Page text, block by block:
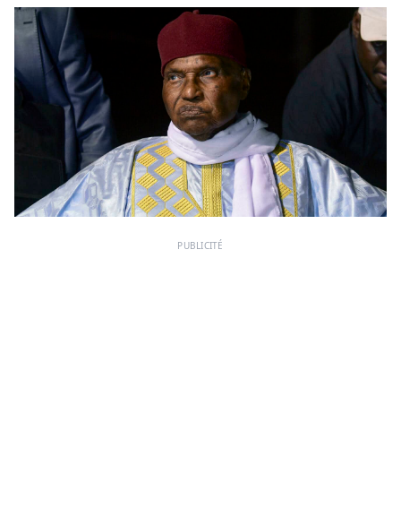
PUBLICITÉ